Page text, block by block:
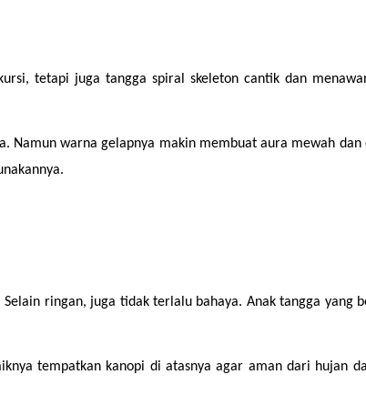
tetapi juga tangga spiral skeleton cantik dan
warna gelapnya makin membuat aura mewah dan
ringan, juga tidak terlalu bahaya. Anak tangga yang
tempatkan kanopi di atasnya agar aman dari hujan